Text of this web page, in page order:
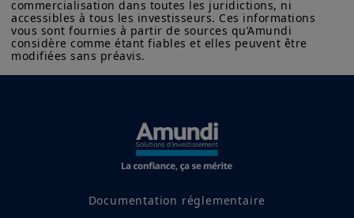
Amundi Research Center
Les informations ne peuvent, sans l'autorisation écrite
préalable d'Amundi Canada, être copiées, reproduites,
modifiées ou distribuées à une tierce personne ou entité dans
La valeur d'un investissement dans une valeur mobilière ou un
produit financier peut fluctuer en raison, notamment, des
conditions du marché, des prévisions économiques, du marché
boursier, du marché obligataire ou des tendances
commercialisation dans toutes les juridictions, ni
accessibles à tous les investisseurs. Ces informations
vous sont fournies à partir de sources qu’Amundi
considère comme étant fiables et elles peuvent être
modifiées sans préavis.
Documentation réglementaire